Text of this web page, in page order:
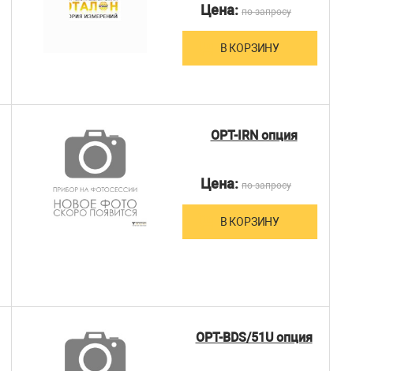
Цена: по запросу
В КОРЗИНУ
OPT-IRN опция
Цена: по запросу
В КОРЗИНУ
OPT-BDS/51U опция